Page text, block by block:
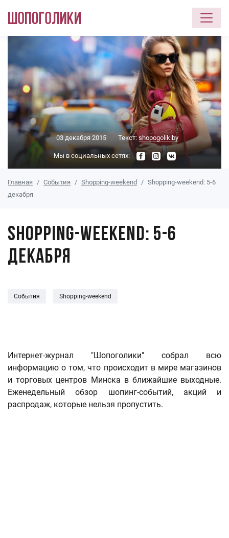
Перейти к основному содержанию
03 декабря 2015 Текст:shopogolikiby
Мы в социальных сетях:
Главная События Shopping-weekend
Shopping-weekend: 5-6
декабря
Shopping-weekend: 5-6
декабря
События Shopping-weekend
Интернет-журнал "Шопоголики" собрал всю
информацию о том, что происходит в мире магазинов
и торговых центров Минска в ближайшие выходные.
Еженедельный обзор шопинг-событий, акций и
распродаж, которые нельзя пропустить.